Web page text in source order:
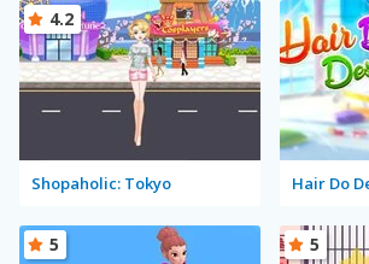
Shopaholic: Tokyo
4.2
Hair Do
5 5